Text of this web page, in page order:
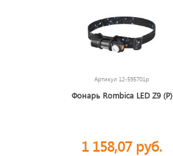
Артикул 12-595701p
Фонарь Rombica LED Z9 (Р)
1 158,07 руб.